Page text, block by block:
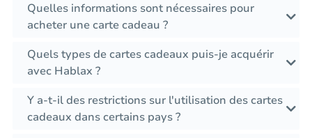
Quelles informations sont nécessaires pour
acheter une carte cadeau ?
Quels types de cartes cadeaux puis-je acquérir
avec Hablax ?
Y a-t-il des restrictions sur l'utilisation des cartes
cadeaux dans certains pays ?